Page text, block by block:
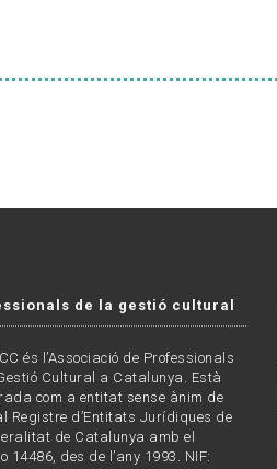
de la gestió cultural
és l’Associació de Professionals
Cultural a Catalunya. Està
com a entitat sense ànim de
Registre d’Entitats Jurídiques de
de Catalunya amb el
14486, des de l’any 1993. NIF: